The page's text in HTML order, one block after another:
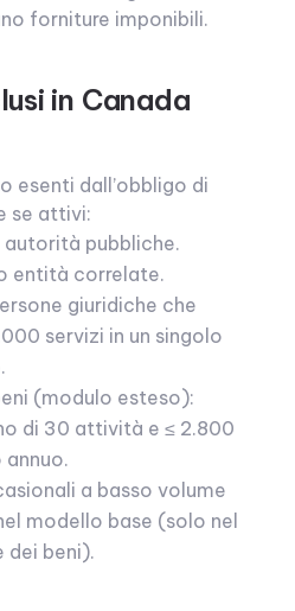
forniture imponibili.
in Canada
esenti dall’obbligo di
se attivi:
pubbliche.
entità correlate.
giuridiche che
servizi in un singolo
(modulo esteso):
di 30 attività e ≤ 2.800
annuo.
a basso volume
modello base (solo nel
dei beni).